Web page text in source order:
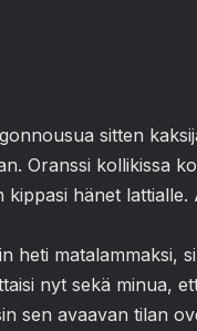
sitten
Oranssi kollikissa
hänet lattialle.
heti matalammaksi,
nyt sekä minua,
sen avaavan tilan